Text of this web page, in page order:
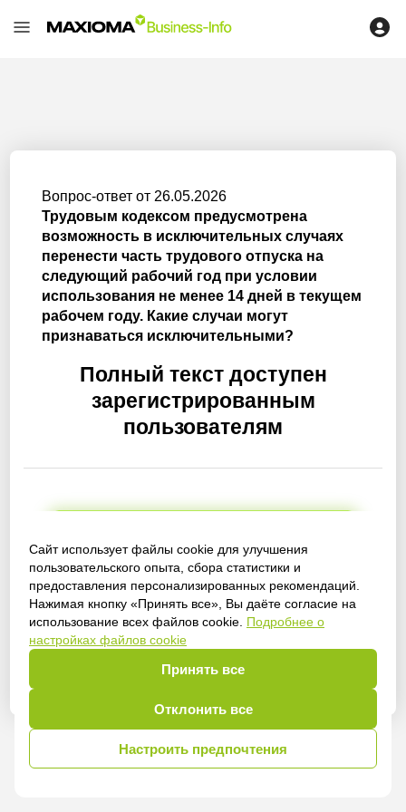
Сайт использует файлы cookie для улучшения
пользовательского опыта, сбора статистики и
предоставления персонализированных рекомендаций.
Нажимая кнопку «Принять все», Вы даёте согласие на
использование всех файлов cookie. Подробнее о
настройках файлов cookie
Принять все
Отклонить все
Настроить предпочтения
Вопрос-ответ от 26.05.2026
Трудовым кодексом предусмотрена
возможность в исключительных случаях
перенести часть трудового отпуска на
следующий рабочий год при условии
использования не менее 14 дней в текущем
рабочем году. Какие случаи могут
признаваться исключительными?
Полный текст доступен
зарегистрированным
пользователям
Войти